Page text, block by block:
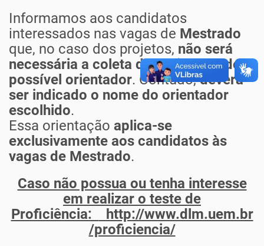
Informamos aos candidatos
interessados nas vagas de Mestrado
que, no caso dos projetos, não será
necessária a coleta da assinatura do
possível orientador. Contudo,deverá
ser indicado o nome do orientador
escolhido.
Essa orientação aplica-se
exclusivamente aos candidatos às
vagas de Mestrado.
Caso não possua ou tenha interesse
em realizar o teste de
Proficiência:
http://www.dlm.uem.br
/proficiencia/